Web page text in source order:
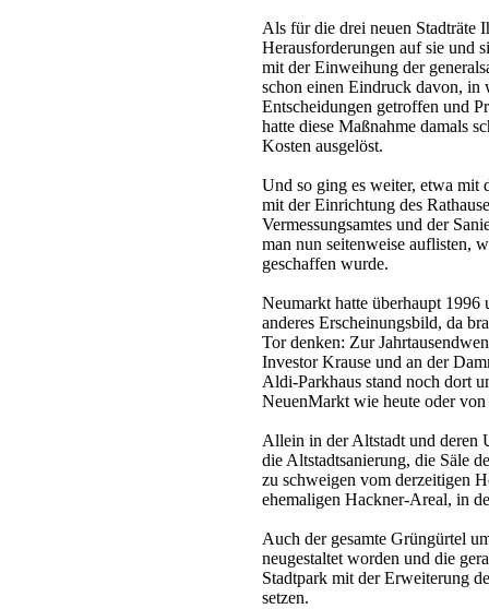
Als für die drei neuen Stadträte
Herausforderungen auf sie und
mit der Einweihung der
schon einen Eindruck davon, in
Entscheidungen getroffen und
hatte diese Maßnahme damals
Kosten ausgelöst.
Und so ging es weiter, etwa mit
mit der Einrichtung des
Vermessungsamtes und der
man nun seitenweise auflisten,
geschaffen wurde.
Neumarkt hatte überhaupt 1996
anderes Erscheinungsbild, da
Tor denken: Zur
Investor Krause und an der
Aldi-Parkhaus stand noch dort
NeuenMarkt wie heute oder
Allein in der Altstadt und deren
die Altstadtsanierung, die Säle
zu schweigen vom derzeitigen
ehemaligen Hackner-Areal, in
Auch der gesamte Grüngürtel
neugestaltet worden und die
Stadtpark mit der Erweiterung
setzen.